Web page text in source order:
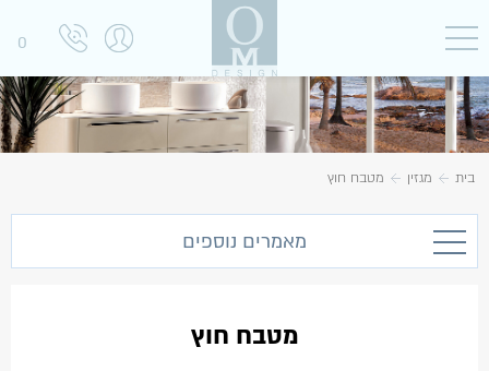
0
בית מגזין מטבח חוץ
מאמרים נוספים
מטבח חוץ